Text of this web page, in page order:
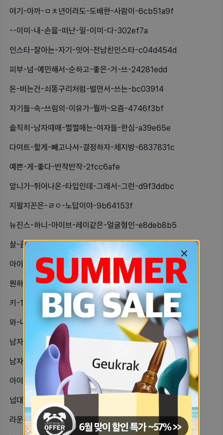
여기-아까-ㅁㅊ년이라도-도배한-사람이-6cb51a9f
--이미-내-손을-떠난-일-이미-다-302ef7a
인스타-잘아는-자기-잇어-전남친인스타-c04d454d
피부-넘-예민해서-순하고-좋은-거-쓰-24281edd
돈-버는건-쇠똥구리처럼-벌면서-쓰는-bc03914
자기들-속-쓰림의-이유가-뭘까-요즘-4746f3bf
솔직히-남자때매-쩔쩔매는-여자들-한심-a39e65e
다여트-할게-빼고나서-결정하자-체지방-6837831c
예쁜-게-좋다-반작반작-2fcc6afe
앞니가-튀어나온-타입인데-그래서-그런-d9f3ddbc
지팔지꼰은-ㄹㅇ-노답이야-9b64153f
뉴진스-하니-아이브-레이같은-얼굴형인-e8deb8b5
살-좀-빼고-체지방-근육-늘리고-지팔-f4cc64f9
아이돌은-돈-펑펑관히에-써서저렇게-된-e63107a2
원하는-거-다-하구-살랭-c72a16dc
키-170넘는-자기들-발-크기-좀-알-83a8f0cc
와-나-원래-카페인-먹는다고-이렇기-520d17a
남자친구가-다른-여자한테예쁘다귀엽다공-154b95f2
남자들도-헤어지거나-썸-끝나면장문으로-fec53540
아이돌-그만-바야지자꾸-저렇게-되고-b78befe
넙대대는-살빠지면-대나-시술이낫나-e999d50a
라운드숄더-헹스하면-고쳐져-7c78061b